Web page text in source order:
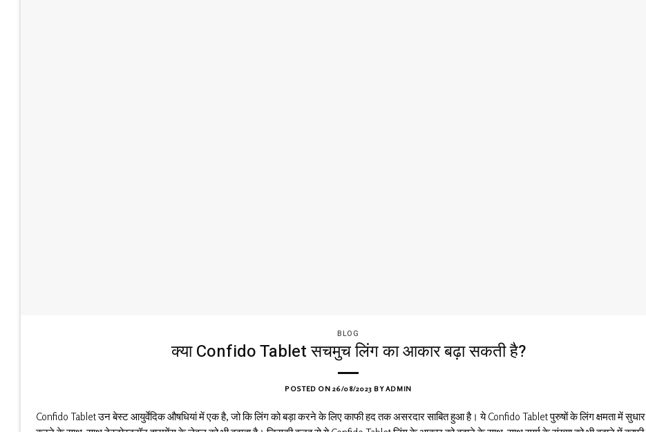
BLOG
क्या Confido Tablet सचमुच लिंग का आकार बढ़ा सकती है?
POSTED ON 26/08/2023 BYADMIN
Confido Tablet उन बेस्ट आयुर्वेदिक औषधियां में एक है, जो कि लिंग को बड़ा करने के लिए काफी हद तक असरदार साबित हुआ है। ये Confido Tablet पुरुषों के लिंग क्षमता में सुधार